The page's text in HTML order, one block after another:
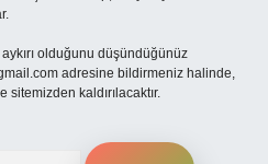
olduğunu düşündüğünüz
adresine bildirmeniz halinde,
kaldırılacaktır.